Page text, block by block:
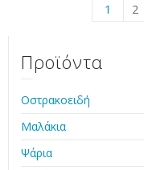
1 2
Προϊόντα
Οστρακοειδή
Μαλάκια
Ψάρια